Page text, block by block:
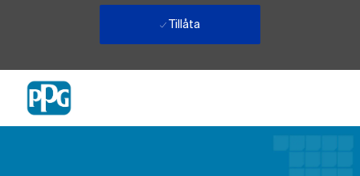
Tillåta